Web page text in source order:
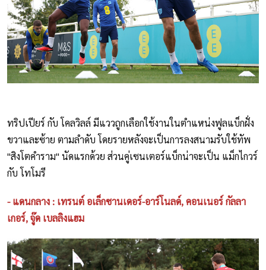
ทริปเปียร์ กับ โคลวิลล์ มีแววถูกเลือกใช้งานในตำแหน่งฟูลแบ็กฝั่ง
ขวาและซ้าย ตามลำดับ โดยรายหลังจะเป็นการลงสนามรับใช้ทัพ
"สิงโตคำราม" นัดแรกด้วย ส่วนคู่เซนเตอร์แบ็กน่าจะเป็น แม็กไกวร์
กับ โทโมรี
- แดนกลาง : เทรนต์ อเล็กซานเดอร์-อาร์โนลด์, คอนเนอร์ กัลลา
เกอร์, จู๊ด เบลลิงแฮม